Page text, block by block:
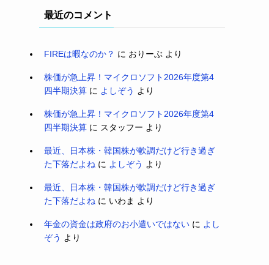
最近のコメント
FIREは暇なのか？ に おりーぶ より
株価が急上昇！マイクロソフト2026年度第4
四半期決算 に よしぞう より
株価が急上昇！マイクロソフト2026年度第4
四半期決算 に スタッフー より
最近、日本株・韓国株が軟調だけど行き過ぎ
た下落だよね に よしぞう より
最近、日本株・韓国株が軟調だけど行き過ぎ
た下落だよね に いわま より
年金の資金は政府のお小遣いではない に よし
ぞう より